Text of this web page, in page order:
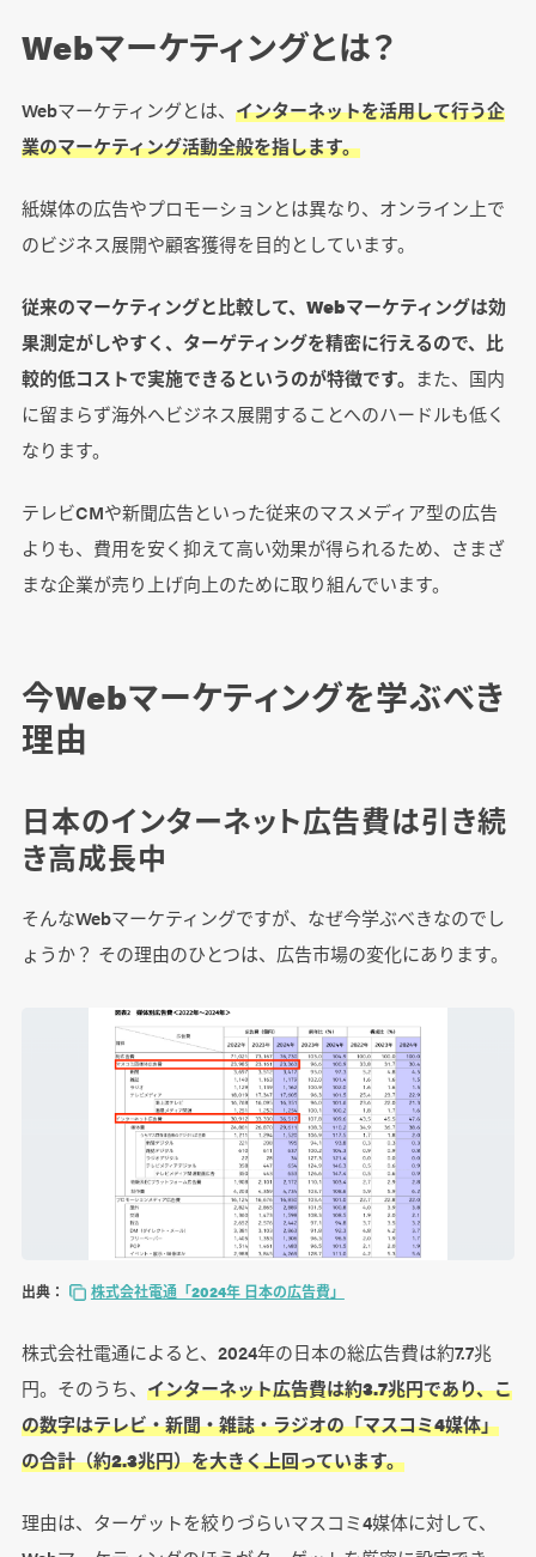
果
現場で活躍するプロに学ぶことで、最新のノウ
ハウを獲得できる
に繋がる
Webマーケティング研修・講座の費用相場
Webマーケティングとは？
Webマーケティングとは、 インターネットを活用して行う企
業のマーケティング活動全般を指します。
紙媒体の広告やプロモーションとは異なり、オンライン上で
のビジネス展開や顧客獲得を目的としています。
従来のマーケティングと比較して、Webマーケティングは効
果測定がしやすく、ターゲティングを精密に行えるので、比
較的低コストで実施できるというのが特徴です。 また、国内
に留まらず海外へビジネス展開することへのハードルも低く
なります。
テレビCMや新聞広告といった従来のマスメディア型の広告
よりも、費用を安く抑えて高い効果が得られるため、さまざ
まな企業が売り上げ向上のために取り組んでいます。
今Webマーケティングを学ぶべき
理由
日本のインターネット広告費は引き続
き高成長中
そんなWebマーケティングですが、なぜ今学ぶべきなのでし
ょうか？ その理由のひとつは、広告市場の変化にあります。
出典： 株式会社電通「2024年 日本の広告費」
株式会社電通によると、2024年の日本の総広告費は約7.7兆
円。そのうち、 インターネット広告費は約3.7兆円であり、こ
の数字はテレビ・新聞・雑誌・ラジオの「マスコミ4媒体」
の合計（約2.3兆円）を大きく上回っています。
理由は、ターゲットを絞りづらいマスコミ4媒体に対して、